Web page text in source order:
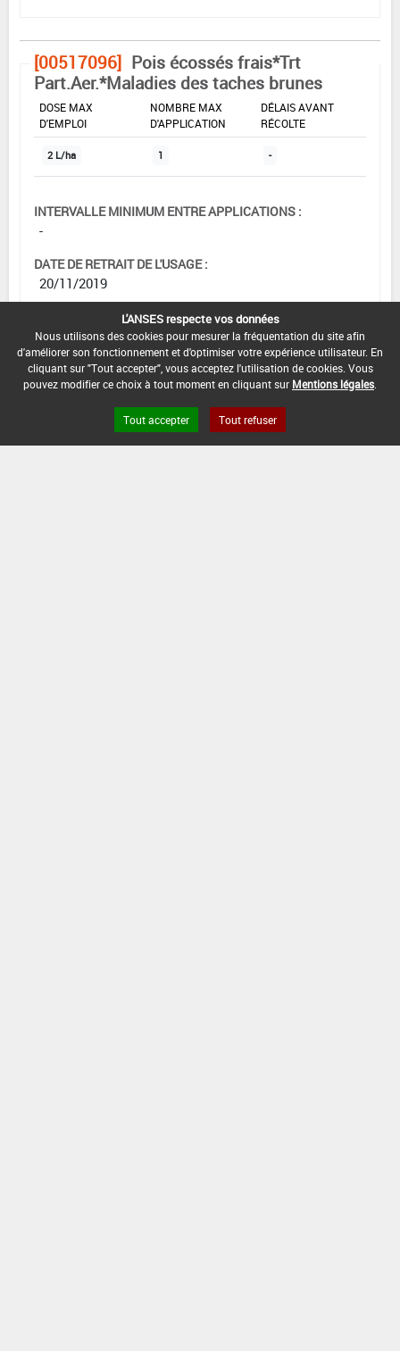
[00517096] Pois écossés frais*Trt
Part.Aer.*Maladies des taches brunes
DOSE MAX
D'EMPLOI
NOMBRE MAX
D'APPLICATION
DÉLAIS AVANT
RÉCOLTE
2 L/ha 1 -
INTERVALLE MINIMUM ENTRE APPLICATIONS :
-
DATE DE RETRAIT DE L'USAGE :
20/11/2019
DATE DE FIN DE DISTRIBUTION :
20/02/2020
DATE DE FIN D'UTILISATION :
20/05/2020
L'ANSES respecte vos données
Nous utilisons des cookies pour mesurer la fréquentation du site afin
d'améliorer son fonctionnement et d'optimiser votre expérience utilisateur. En
cliquant sur "Tout accepter", vous acceptez l'utilisation de cookies. Vous
pouvez modifier ce choix à tout moment en cliquant sur Mentions légales
Tout accepter Tout refuser